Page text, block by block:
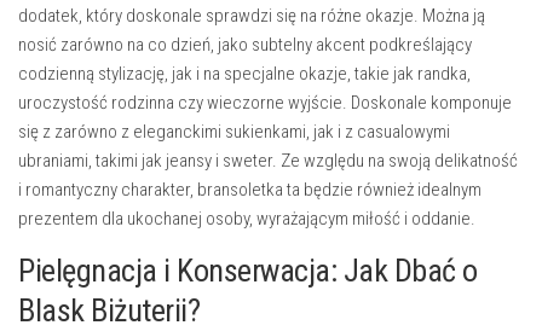
dodatek, który doskonale sprawdzi się na różne okazje. Można ją
nosić zarówno na co dzień, jako subtelny akcent podkreślający
codzienną stylizację, jak i na specjalne okazje, takie jak randka,
uroczystość rodzinna czy wieczorne wyjście. Doskonale komponuje
się z zarówno z eleganckimi sukienkami, jak i z casualowymi
ubraniami, takimi jak jeansy i sweter. Ze względu na swoją delikatność
i romantyczny charakter, bransoletka ta będzie również idealnym
prezentem dla ukochanej osoby, wyrażającym miłość i oddanie.
Pielęgnacja i Konserwacja: Jak Dbać o
Blask Biżuterii?